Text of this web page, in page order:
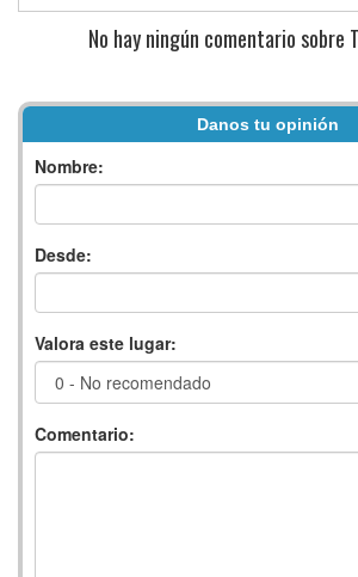
No hay ningún comentario sobre
Danos tu opinión
Nombre:
Desde:
Valora este lugar:
Comentario: